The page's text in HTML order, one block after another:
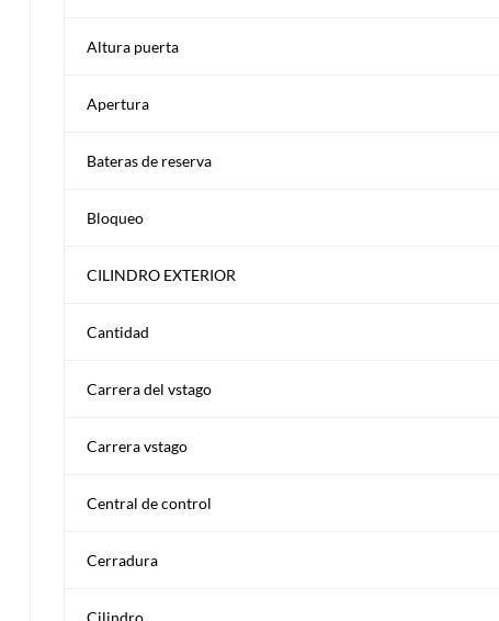
Altura puerta
Apertura
Bateras de reserva
Bloqueo
CILINDRO EXTERIOR
Cantidad
Carrera del vstago
Carrera vstago
Central de control
Cerradura
Cilindro